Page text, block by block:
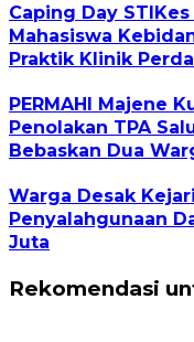
Caping Day
Mahasiswa
Praktik Klinik
PERMAHI Majene
Penolakan TPA
Bebaskan Dua
Warga Desak
Penyalahgunaan
Juta
Rekomendasi